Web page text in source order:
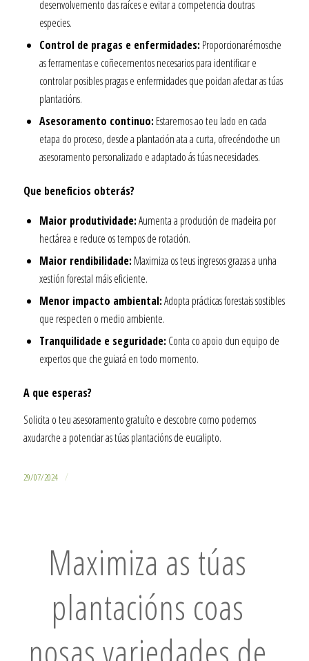
desenvolvemento das raíces e evitar a competencia doutras
especies.
Control de pragas e enfermidades:Proporcionarémosche
as ferramentas e coñecementos necesarios para identificar e
controlar posibles pragas e enfermidades que poidan afectar as túas
plantacións.
Asesoramento continuo:Estaremos ao teu lado en cada
etapa do proceso, desde a plantación ata a curta, ofrecéndoche un
asesoramento personalizado e adaptado ás túas necesidades.
Que beneficios obterás?
Maior produtividade:Aumenta a produción de madeira por
hectárea e reduce os tempos de rotación.
Maior rendibilidade:Maximiza os teus ingresos grazas a unha
xestión forestal máis eficiente.
Menor impacto ambiental:Adopta prácticas forestais sostibles
que respecten o medio ambiente.
Tranquilidade e seguridade:Conta co apoio dun equipo de
expertos que che guiará en todo momento.
A que esperas?
Solicita o teu asesoramento gratuíto e descobre como podemos
axudarche a potenciar as túas plantacións de eucalipto.
29/07/2024 /
Maximiza as túas
plantacións coas